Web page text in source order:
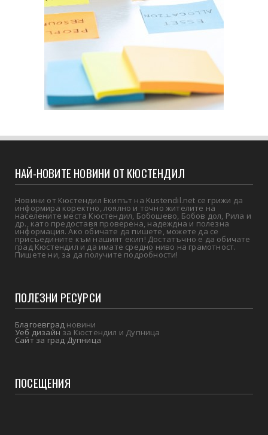
НАЙ-НОВИТЕ НОВИНИ ОТ КЮСТЕНДИЛ
Новини от Кюстендил Екипът на Kustendil.net се грижи да
информира коректно, лоялно и точно жителите на
населените места Кюстендил, Бобошево, Бобов дол, Рила и
др., като предоставя проверена, надеждна и полезна
информация. Ако обичате да пишете, можете да се
присъедините към нашият екип! Достатъчно е да обичате
град Кюстендил и да имате средно ниво на грамотност.
Пишете ни, за да получите подробности!
ПОЛЕЗНИ РЕСУРСИ
Благоевград новини
Уеб дизайнза Кюстендил и Дупница
Сайт за град Дупница
ПОСЕЩЕНИЯ